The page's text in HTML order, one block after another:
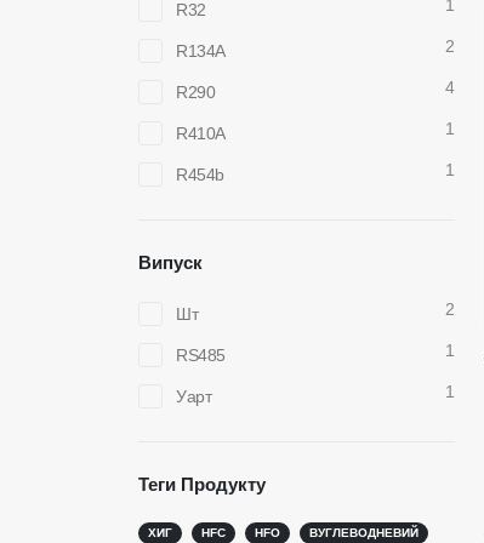
R32 1
R134A 2
R290 4
R410A 1
R454b 1
Випуск
Шт 2
RS485 1
Уарт 1
Теги Продукту
ХИГ HFC HFO ВУГЛЕВОДНЕВИЙ
Адреса: №299 Джинсуо-роуд, Національна